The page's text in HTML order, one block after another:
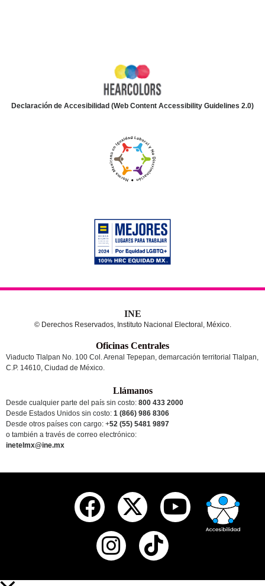
Declaración de Accesibilidad (Web Content Accessibility Guidelines 2.0)
INE
© Derechos Reservados, Instituto Nacional Electoral, México.
Oficinas Centrales
Viaducto Tlalpan No. 100 Col. Arenal Tepepan, demarcación territorial Tlalpan,
C.P. 14610, Ciudad de México.
Llámanos
Desde cualquier parte del país sin costo: 800 433 2000
Desde Estados Unidos sin costo: 1 (866) 986 8306
Desde otros países con cargo: +52 (55) 5481 9897
o también a través de correo electrónico:
inetelmx@ine.mx